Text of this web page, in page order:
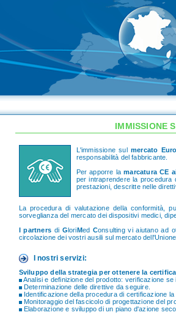
IMMISSIONE
L'immissione sul mercato
responsabilità del fabbricante.
Per apporre lamarcatura CE
per intraprendere la procedura
prestazioni, descritte nelle
La procedura di valutazione della conformità,
sorveglianza del mercato dei dispositivi medici,
I partners di GloriMed Consulting vi aiutano ad
circolazione dei vostri ausili sul mercato
I nostri servizi:
Sviluppo della strategia per ottenere la
Analisi e definizione del prodotto: verificazione
Determinazione delle direttive da seguire.
Identificazione della procedura di certificazione
Monitoraggio del fascicolo di progettazione del
Elaborazione e sviluppo di un piano d'azione